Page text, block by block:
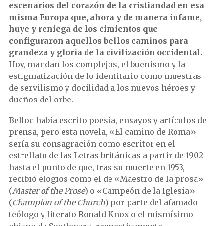
escenarios del corazón de la cristiandad en esa
misma Europa que, ahora y de manera infame,
huye y reniega de los cimientos que
configuraron aquellos bellos caminos para
grandeza y gloria de la civilización occidental.
Hoy, mandan los complejos, el buenismo y la
estigmatización de lo identitario como muestras
de servilismo y docilidad a los nuevos héroes y
dueños del orbe.
Belloc había escrito poesía, ensayos y artículos de
prensa, pero esta novela, «El camino de Roma»,
sería su consagración como escritor en el
estrellato de las Letras británicas a partir de 1902
hasta el punto de que, tras su muerte en 1953,
recibió elogios como el de «Maestro de la prosa»
(Master of the Prose) o «Campeón de la Iglesia»
(Champion of the Church) por parte del afamado
teólogo y literato Ronald Knox o el mismísimo